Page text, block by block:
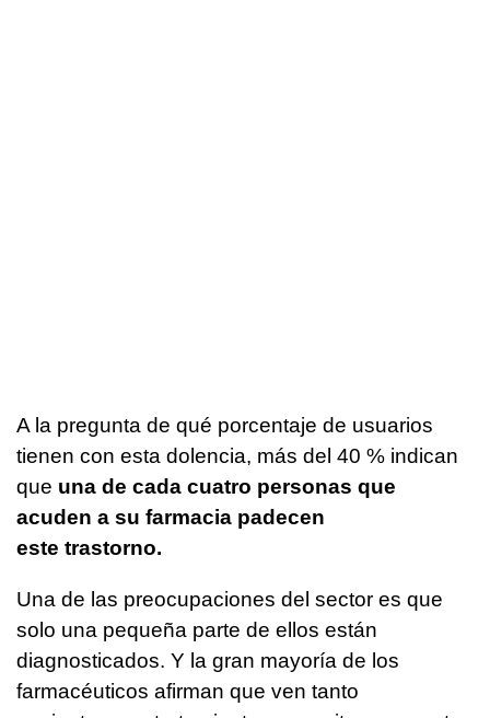
A la pregunta de qué porcentaje de usuarios
tienen con esta dolencia, más del 40 % indican
que una de cada cuatro personas que
acuden a su farmacia padecen
este trastorno.
Una de las preocupaciones del sector es que
solo una pequeña parte de ellos están
diagnosticados. Y la gran mayoría de los
farmacéuticos afirman que ven tanto